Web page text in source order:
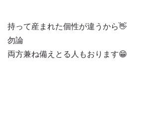
持って産まれた個性が違うから👋
勿論
両方兼ね備えとる人もおります😁